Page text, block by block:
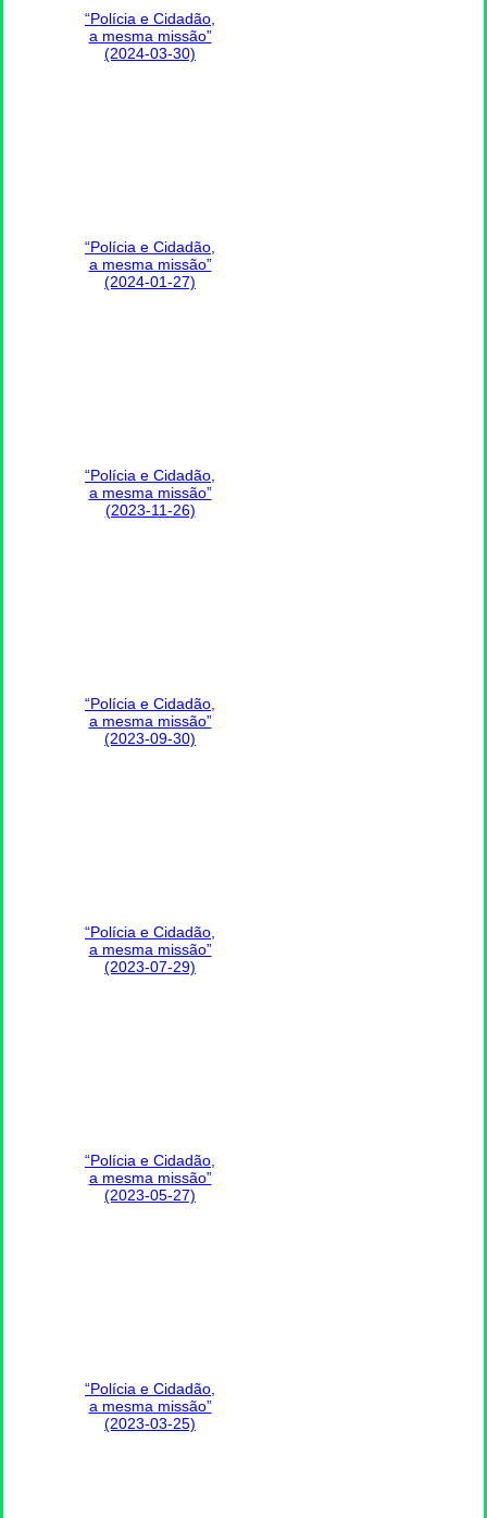
“Polícia e Cidadão,
a mesma missão”
(2024-03-30)
“Polícia e Cidadão,
a mesma missão”
(2024-01-27)
“Polícia e Cidadão,
a mesma missão”
(2023-11-26)
“Polícia e Cidadão,
a mesma missão”
(2023-09-30)
“Polícia e Cidadão,
a mesma missão”
(2023-07-29)
“Polícia e Cidadão,
a mesma missão”
(2023-05-27)
“Polícia e Cidadão,
a mesma missão”
(2023-03-25)